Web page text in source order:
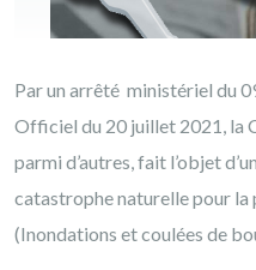
Par un arrêté ministériel du
Officiel du 20 juillet 2021, la
parmi d’autres, fait l’objet
catastrophe naturelle pour la
(Inondations et coulées de